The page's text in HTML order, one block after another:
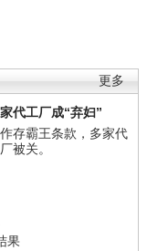
更多
代工厂成“弃妇”
存霸王条款，多家代
被关。
果